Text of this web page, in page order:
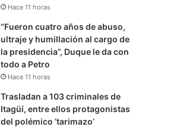
Hace 11 horas
“Fueron cuatro años de abuso,
ultraje y humillación al cargo de
la presidencia”, Duque le da con
todo a Petro
Hace 11 horas
Trasladan a 103 criminales de
Itagüí, entre ellos protagonistas
del polémico ‘tarimazo’